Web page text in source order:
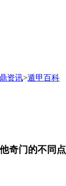
资讯>遁甲百科
奇门的不同点